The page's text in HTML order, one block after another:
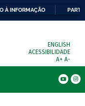
À INFORMAÇÃO
ENGLISH
ACESSIBILIDADE
A+ A-